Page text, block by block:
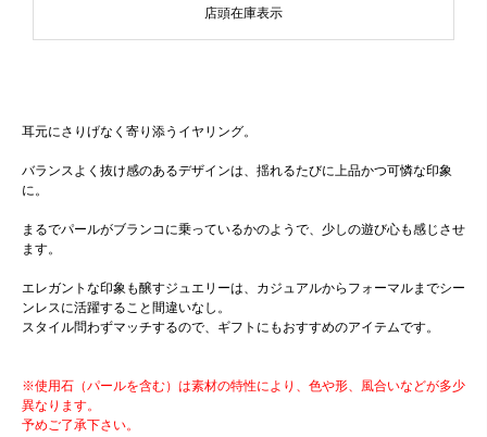
店頭在庫表示
耳元にさりげなく寄り添うイヤリング。
バランスよく抜け感のあるデザインは、揺れるたびに上品かつ可憐な印象
に。
まるでパールがブランコに乗っているかのようで、少しの遊び心も感じさせ
ます。
エレガントな印象も醸すジュエリーは、カジュアルからフォーマルまでシー
ンレスに活躍すること間違いなし。
スタイル問わずマッチするので、ギフトにもおすすめのアイテムです。
※使用石（パールを含む）は素材の特性により、色や形、風合いなどが多少
異なります。
予めご了承下さい。